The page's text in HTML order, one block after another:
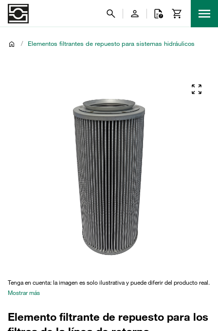
/ Elementos filtrantes de repuesto para sistemas hidráulicos
Tenga en cuenta: la imagen es solo ilustrativa y puede diferir del producto real.
Mostrar más
Elemento filtrante de repuesto para los